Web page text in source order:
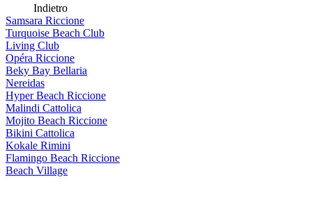
Indietro
Samsara Riccione
Turquoise Beach Club
Living Club
Opéra Riccione
Beky Bay Bellaria
Nereidas
Hyper Beach Riccione
Malindi Cattolica
Mojito Beach Riccione
Bikini Cattolica
Kokale Rimini
Flamingo Beach Riccione
Beach Village